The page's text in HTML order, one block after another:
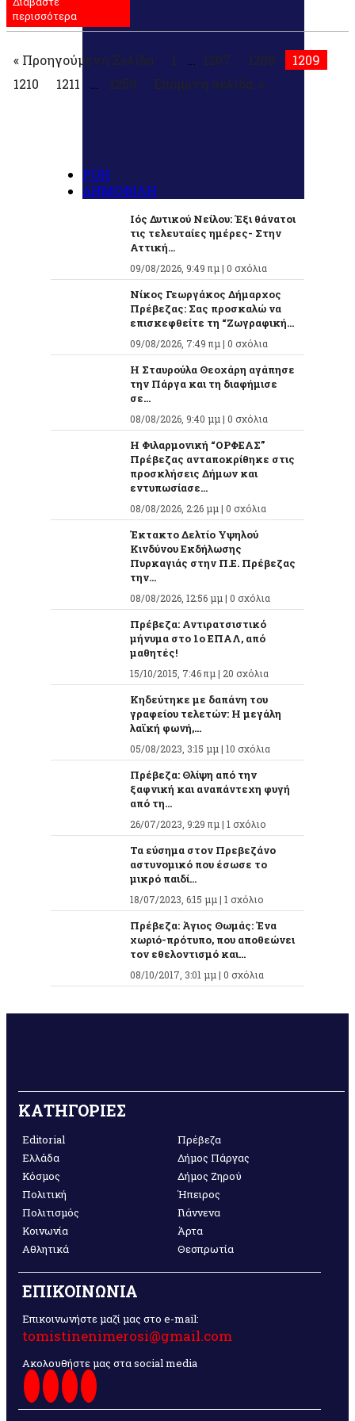
Μοιραστείτε
περισσότερα
« Προηγούμενη Σελίδα 1 1207 1208
1209
1210
1211 1250 Επόμενη σελίδα: »
ΡΟΗ
ΔΗΜΟΦΙΛΗ
Ιός Δυτικού Νείλου: Έξι θάνατοι
τις τελευταίες ημέρες- Στην
Αττική...
09/08/2026, 9:49 πμ | 0 σχόλια
Νίκος Γεωργάκος Δήμαρχος
Πρέβεζας: Σας προσκαλώ να
επισκεφθείτε τη “Ζωγραφική...
09/08/2026, 7:49 πμ | 0 σχόλια
Η Σταυρούλα Θεοχάρη αγάπησε
την Πάργα και τη διαφήμισε
σε...
08/08/2026, 9:40 μμ | 0 σχόλια
Η Φιλαρμονική “ΟΡΦΕΑΣ”
Πρέβεζας ανταποκρίθηκε στις
προσκλήσεις Δήμων και
εντυπωσίασε...
08/08/2026, 2:26 μμ | 0 σχόλια
Έκτακτο Δελτίο Υψηλού
Κινδύνου Εκδήλωσης
Πυρκαγιάς στην Π.Ε. Πρέβεζας
την...
08/08/2026, 12:56 μμ | 0 σχόλια
Πρέβεζα: Αντιρατσιστικό
μήνυμα στο 1ο ΕΠΑΛ, από
μαθητές!
15/10/2015, 7:46 πμ | 20 σχόλια
Κηδεύτηκε με δαπάνη του
γραφείου τελετών: Η μεγάλη
λαϊκή φωνή,...
05/08/2023, 3:15 μμ | 10 σχόλια
Πρέβεζα: Θλίψη από την
ξαφνική και αναπάντεχη φυγή
από τη...
26/07/2023, 9:29 πμ | 1 σχόλιο
Τα εύσημα στον Πρεβεζάνο
αστυνομικό που έσωσε το
μικρό παιδί...
18/07/2023, 6:15 μμ | 1 σχόλιο
Πρέβεζα: Άγιος Θωμάς: Ένα
χωριό-πρότυπο, που αποθεώνει
τον εθελοντισμό και...
08/10/2017, 3:01 μμ | 0 σχόλια
ΚΑΤΗΓΟΡΙΕΣ
Editorial
Ελλάδα
Κόσμος
Πολιτική
Πολιτισμός
Κοινωνία
Αθλητικά
Πρέβεζα
Δήμος Πάργας
Δήμος Ζηρού
Ήπειρος
Γιάννενα
Άρτα
Θεσπρωτία
ΕΠΙΚΟΙΝΩΝΙΑ
Επικοινωνήστε μαζί μας στο e-mail:
tomistinenimerosi@gmail.com
Ακολουθήστε μας στα social media